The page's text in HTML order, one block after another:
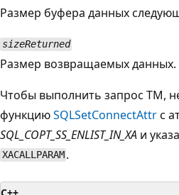
Размер буфера данных
sizeReturned
Размер возвращаемых данных.
Чтобы выполнить запрос TM,
функциюSQLSetConnectAttrс
SQL_COPT_SS_ENLIST_IN_XA и
XACALLPARAM .
C++